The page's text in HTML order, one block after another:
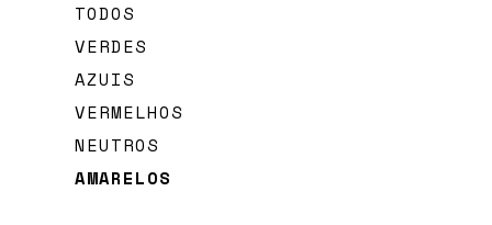
QUADRADO 15X15
RECTÂNGULO 30X7,5
RECTÂNGULO 25X5
RECTÂNGULO 15×7,5
RECTÂNGULO 20×10
RECTÂNGULO PIRÂMIDE
TODOS
VERDES
AZUIS
VERMELHOS
NEUTROS
AMARELOS